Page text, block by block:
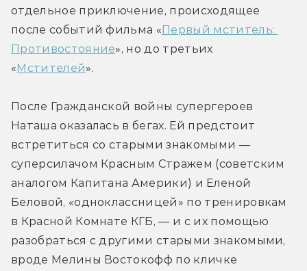
отдельное приключение, происходящее
после событий фильма «Первый мститель:
Противостояние», но до третьих
«Мстителей».
После Гражданской войны супергероев
Наташа оказалась в бегах. Ей предстоит
встретиться со старыми знакомыми —
суперсилачом Красным Стражем (советским
аналогом Капитана Америки) и Еленой
Беловой, «одноклассницей» по тренировкам
в Красной Комнате КГБ, — и с их помощью
разобраться с другими старыми знакомыми,
вроде Мелины Востокофф по кличке